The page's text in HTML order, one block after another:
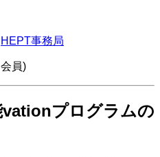
HEPT事務局
員)
vationプログラムの